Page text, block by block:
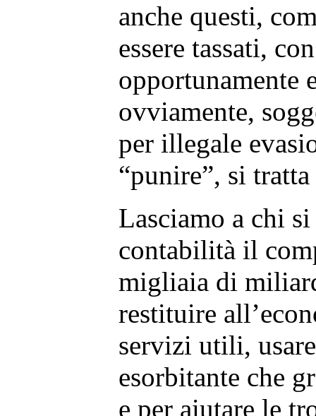
anche questi,
essere tassati,
opportunamente
ovviamente,
per illegale
“punire”, si
Lasciamo a chi
contabilità il
migliaia di
restituire
servizi utili,
esorbitante che
e per aiutare le